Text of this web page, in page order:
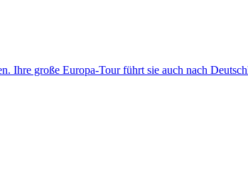
Ihre große Europa-Tour führt sie auch nach